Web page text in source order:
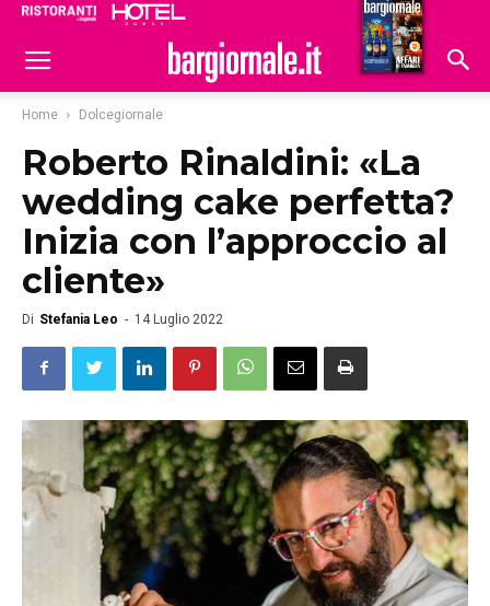
Hoteldomani
Home Dolcegiornale
Roberto Rinaldini: «La
wedding cake perfetta?
Inizia con l’approccio al
cliente»
Di Stefania Leo - 14 Luglio 2022